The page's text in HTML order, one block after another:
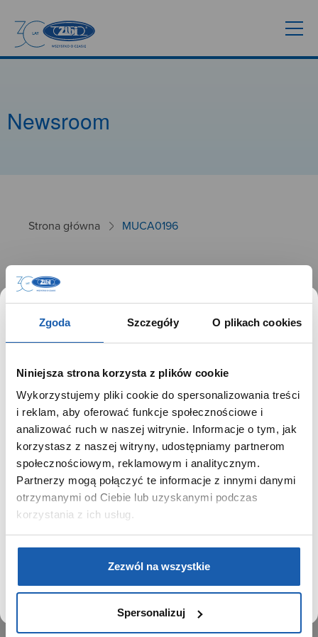
Zgoda Szczegóły O plikach cookies
Niniejsza strona korzysta z plików cookie
Wykorzystujemy pliki cookie do spersonalizowania treści
i reklam, aby oferować funkcje społecznościowe i
analizować ruch w naszej witrynie. Informacje o tym, jak
korzystasz z naszej witryny, udostępniamy partnerom
społecznościowym, reklamowym i analitycznym.
Partnerzy mogą połączyć te informacje z innymi danymi
otrzymanymi od Ciebie lub uzyskanymi podczas
korzystania z ich usług.
Zezwól na wszystkie
Spersonalizuj
Newsroom
Strona główna MUCA0196
MUCA0196
26.01.2025
GRUPA ZIBI
Historia
Misja, wizja i wartości Grupy Zibi
Ważne daty
Kariera
Zgoda na ciasteczka
PRODUKTY
Kalkulatory
SIECI SPRZEDAŻY
SZANOWNY UŻYTKOWNIKU,
SZANOWNA UŻYTKOWNICZKO
Używamy plików cookie w celach analitycznych,
statystycznych i marketingowych, w tym aby analizować
ruch w tej witrynie, optymalizować jej działanie oraz
zapamiętywać Twoje preferencje.